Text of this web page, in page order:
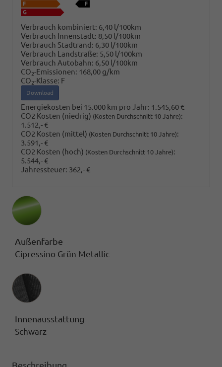
Verbrauch kombiniert: 6,40 l/100km
Verbrauch Innenstadt: 8,50 l/100km
Verbrauch Stadtrand: 6,30 l/100km
Verbrauch Landstraße: 5,50 l/100km
Verbrauch Autobahn: 6,50 l/100km
CO2-Emissionen: 168,00 g/km
CO2-Klasse: F
Download
Energiekosten bei 15.000 km pro Jahr: 1.545,60 €
CO2 Kosten (niedrig) (Kosten Durchschnitt 10 Jahre):
1.512,- €
CO2 Kosten (mittel) (Kosten Durchschnitt 10 Jahre):
3.591,- €
CO2 Kosten (hoch) (Kosten Durchschnitt 10 Jahre):
5.544,- €
Jahressteuer: 362,- €
Außenfarbe
Cipressino Grün Metallic
Innenausstattung
Innenausstattung
Schwarz